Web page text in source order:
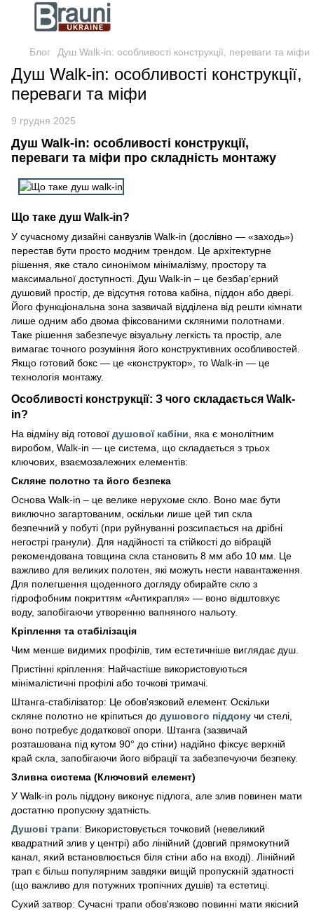
Блог Душ Walk-in: особливості конструкції, переваги та міфи
Душ Walk-in: особливості конструкції,
переваги та міфи
9 грудня 2025
Душ Walk-in: особливості конструкції,
переваги та міфи про складність монтажу
Що таке душ Walk-in?
У сучасному дизайні санвузлів Walk-in (дослівно — «заходь»)
перестав бути просто модним трендом. Це архітектурне
рішення, яке стало синонімом мінімалізму, простору та
максимальної доступності. Душ Walk-in – це безбар’єрний
душовий простір, де відсутня готова кабіна, піддон або двері.
Його функціональна зона зазвичай відділена від решти кімнати
лише одним або двома фіксованими скляними полотнами.
Таке рішення забезпечує візуальну легкість та простір, але
вимагає точного розуміння його конструктивних особливостей.
Якщо готовий бокс — це «конструктор», то Walk-in — це
технологія монтажу.
Особливості конструкції: З чого складається Walk-
in?
На відміну від готової душової кабіни , яка є монолітним
виробом, Walk-in — це система, що складається з трьох
ключових, взаємозалежних елементів:
Скляне полотно та його безпека
Основа Walk-in – це велике нерухоме скло. Воно має бути
виключно загартованим, оскільки лише цей тип скла
безпечний у побуті (при руйнуванні розсипається на дрібні
негострі гранули). Для надійності та стійкості до вібрацій
рекомендована товщина скла становить 8 мм або 10 мм. Це
важливо для великих полотен, які можуть нести навантаження.
Для полегшення щоденного догляду обирайте скло з
гідрофобним покриттям «Антикрапля» — воно відштовхує
воду, запобігаючи утворенню вапняного нальоту.
Кріплення та стабілізація
Чим менше видимих профілів, тим естетичніше виглядає душ.
Пристінні кріплення: Найчастіше використовуються
мінімалістичні профілі або точкові тримачі.
Штанга-стабілізатор: Це обов'язковий елемент. Оскільки
скляне полотно не кріпиться до душового піддону чи стелі,
воно потребує додаткової опори. Штанга (зазвичай
розташована під кутом 90° до стіни) надійно фіксує верхній
край скла, запобігаючи його вібрації та забезпечуючи безпеку.
Зливна система (Ключовий елемент)
У Walk-in роль піддону виконує підлога, але злив повинен мати
достатню пропускну здатність.
Душові трапи: Використовується точковий (невеликий
квадратний злив у центрі) або лінійний (довгий прямокутний
канал, який встановлюється біля стіни або на вході). Лінійний
трап є більш популярним завдяки вищій пропускній здатності
(що важливо для потужних тропічних душів) та естетиці.
Сухий затвор: Сучасні трапи обов'язково повинні мати якісний